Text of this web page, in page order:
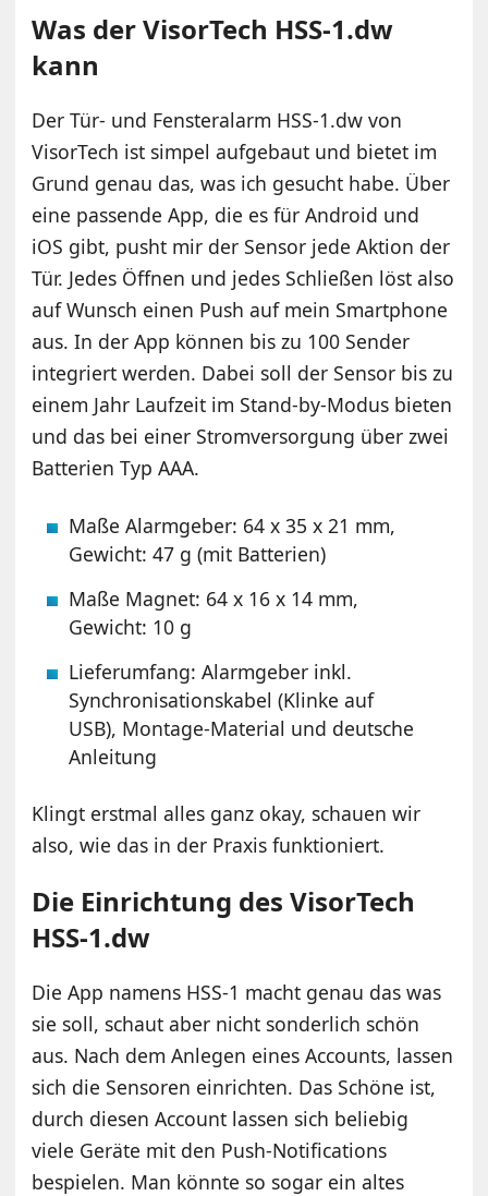
Was der VisorTech HSS-1.dw
kann
Der Tür- und Fensteralarm HSS-1.dw von
VisorTech ist simpel aufgebaut und bietet im
Grund genau das, was ich gesucht habe. Über
eine passende App, die es für Android und
iOS gibt, pusht mir der Sensor jede Aktion der
Tür. Jedes Öffnen und jedes Schließen löst also
auf Wunsch einen Push auf mein Smartphone
aus. In der App können bis zu 100 Sender
integriert werden. Dabei soll der Sensor bis zu
einem Jahr Laufzeit im Stand-by-Modus bieten
und das bei einer Stromversorgung über zwei
Batterien Typ AAA.
Maße Alarmgeber: 64 x 35 x 21 mm,
Gewicht: 47 g (mit Batterien)
Maße Magnet: 64 x 16 x 14 mm,
Gewicht: 10 g
Lieferumfang: Alarmgeber inkl.
Synchronisationskabel (Klinke auf
USB), Montage-Material und deutsche
Anleitung
Klingt erstmal alles ganz okay, schauen wir
also, wie das in der Praxis funktioniert.
Die Einrichtung des VisorTech
HSS-1.dw
Die App namens HSS-1 macht genau das was
sie soll, schaut aber nicht sonderlich schön
aus. Nach dem Anlegen eines Accounts, lassen
sich die Sensoren einrichten. Das Schöne ist,
durch diesen Account lassen sich beliebig
viele Geräte mit den Push-Notifications
bespielen. Man könnte so sogar ein altes